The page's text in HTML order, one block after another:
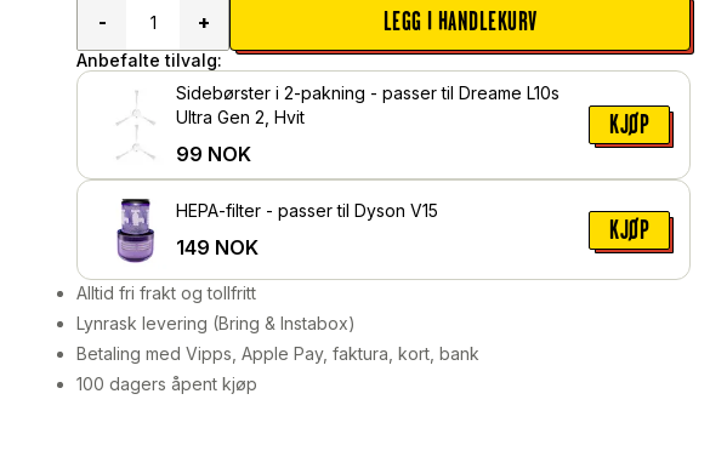
-
+ LEGG I HANDLEKURV
Anbefalte tilvalg:
Sidebørster i 2-pakning - passer til Dreame L10s
Ultra Gen 2, Hvit
99 NOK
KJØP
HEPA-filter - passer til Dyson V15
149 NOK
KJØP
Alltid fri frakt og tollfritt
Lynrask levering (Bring & Instabox)
Betaling med Vipps, Apple Pay, faktura, kort, bank
100 dagers åpent kjøp